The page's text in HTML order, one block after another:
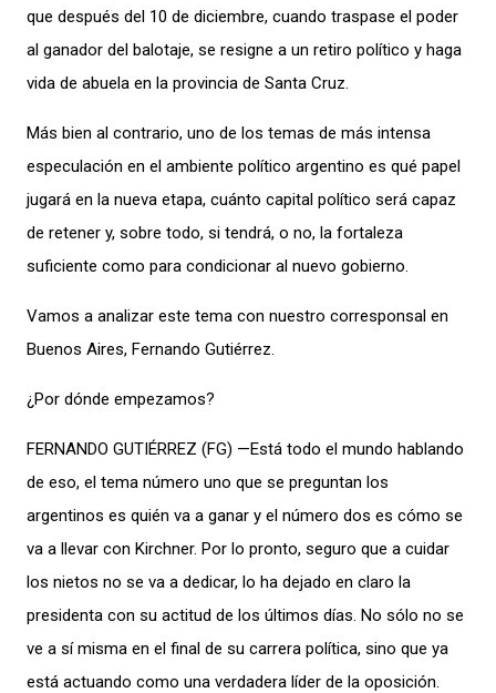
que después del 10 de diciembre, cuando traspase el poder
al ganador del balotaje, se resigne a un retiro político y haga
vida de abuela en la provincia de Santa Cruz.
Más bien al contrario, uno de los temas de más intensa
especulación en el ambiente político argentino es qué papel
jugará en la nueva etapa, cuánto capital político será capaz
de retener y, sobre todo, si tendrá, o no, la fortaleza
suficiente como para condicionar al nuevo gobierno.
Vamos a analizar este tema con nuestro corresponsal en
Buenos Aires, Fernando Gutiérrez.
¿Por dónde empezamos?
FERNANDO GUTIÉRREZ (FG) —Está todo el mundo hablando
de eso, el tema número uno que se preguntan los
argentinos es quién va a ganar y el número dos es cómo se
va a llevar con Kirchner. Por lo pronto, seguro que a cuidar
los nietos no se va a dedicar, lo ha dejado en claro la
presidenta con su actitud de los últimos días. No sólo no se
ve a sí misma en el final de su carrera política, sino que ya
está actuando como una verdadera líder de la oposición.